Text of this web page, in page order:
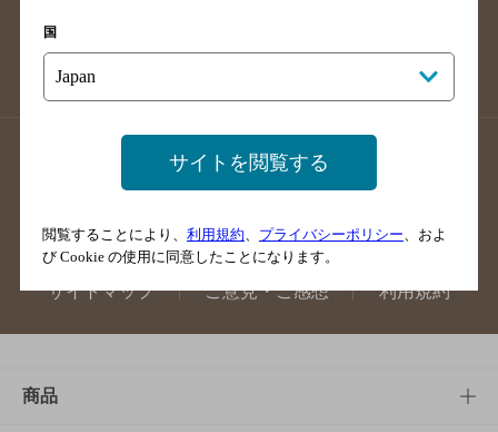
店舗登録方法のご案内
店舗情報更新方法のご案内
掲載店舗様ログイン
サイトマップ ご意見・ご感想 利用規約
商品
国
サイトを閲覧する
閲覧することにより、 利用規約 プライバシーポリシー 、およ
び Cookie の使用に同意したことになります。